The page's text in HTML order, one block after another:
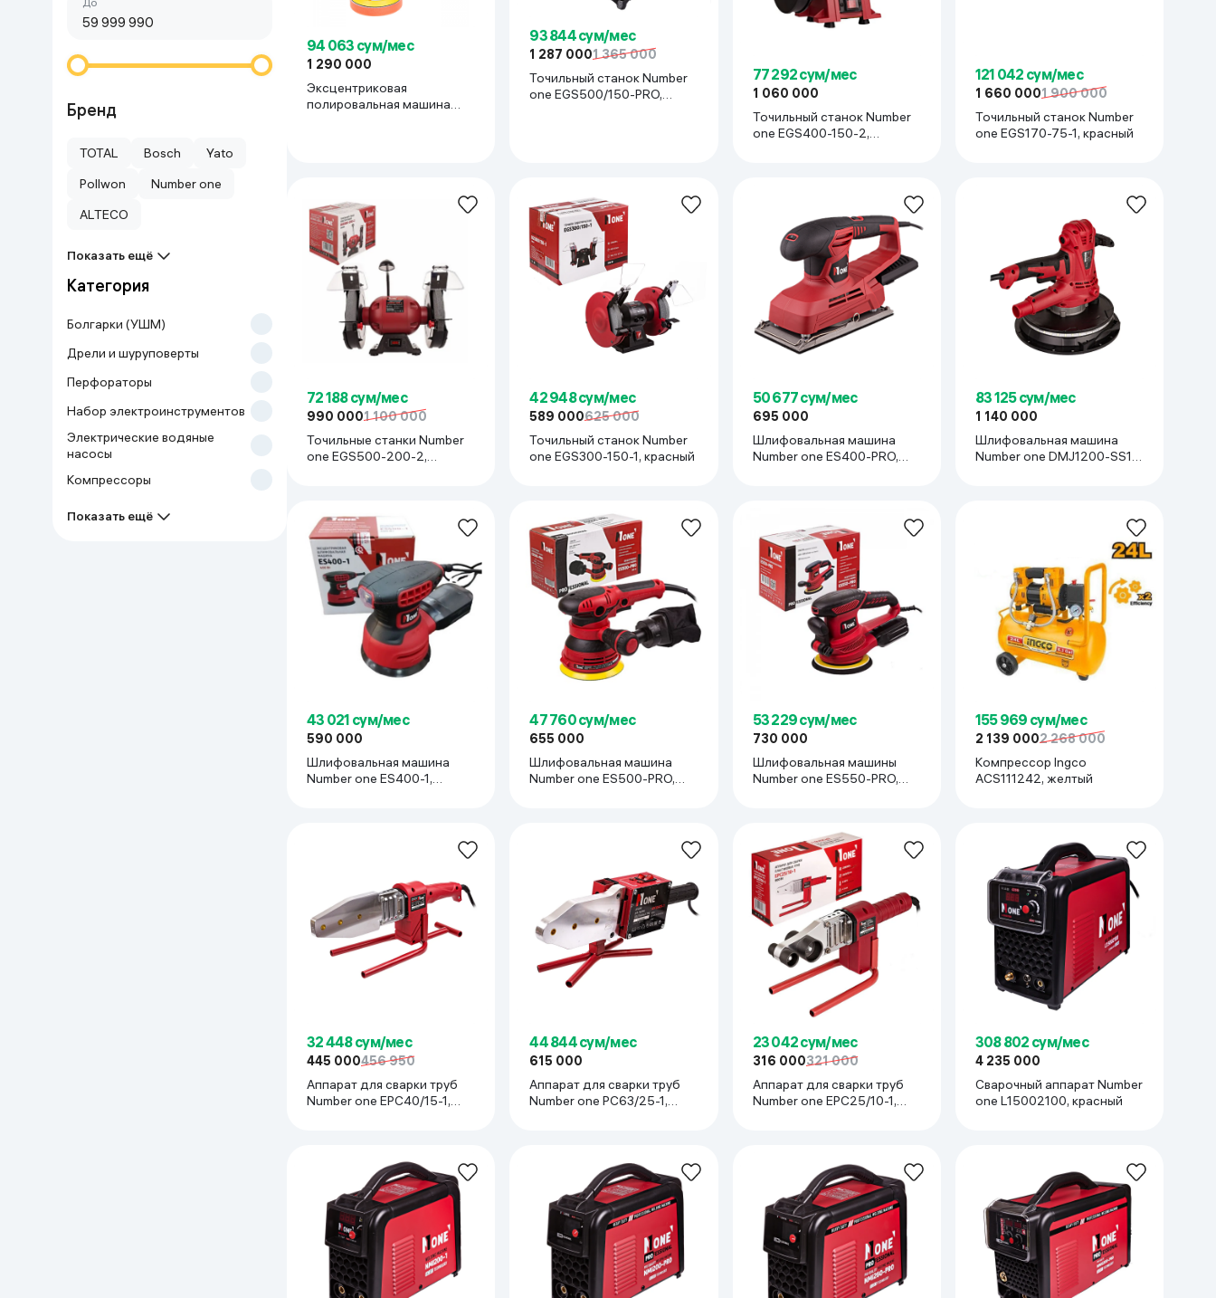
Спортивные товары
Строительство и ремонт
Товары для дома
Канцелярия
Бытовая химия
Очки виртуальной реальности
Умные очки
Бренд
TOTAL Bosch
Yato
Pollwon
Number one
ALTECO
Показать ещё
Категория
Болгарки (УШМ)
Дрели и шуруповерты
Перфораторы
Набор электроинструментов
Электрические водяные
насосы
Компрессоры
Показать ещё
94 063 сум/мес
1 290 000
Эксцентриковая
полировальная машина
93 844 сум/мес
1 287 0001 365 000
Точильный станок Number
one EGS500/150-PRO,
77 292 сум/мес
1 060 000
Точильный станок Number
one EGS400-150-2,
121 042 сум/мес
1 660 0001 900 000
Точильный станок Number
one EGS170-75-1, красный
72 188 сум/мес
990 0001 100 000
Точильные станки Number
one EGS500-200-2,
42 948 сум/мес
589 000625 000
Точильный станок Number
one EGS300-150-1, красный
50 677 сум/мес
695 000
Шлифовальная машина
Number one ES400-PRO,
83 125 сум/мес
1 140 000
Шлифовальная машина
Number one DMJ1200-SS1,
43 021 сум/мес
590 000
Шлифовальная машина
Number one ES400-1,
47 760 сум/мес
655 000
Шлифовальная машина
Number one ES500-PRO,
53 229 сум/мес
730 000
Шлифовальная машины
Number one ES550-PRO,
155 969 сум/мес
2 139 0002 268 000
Компрессор Ingco
ACS111242, желтый
32 448 сум/мес
445 000456 950
Аппарат для сварки труб
Number one EPC40/15-1,
44 844 сум/мес
615 000
Аппарат для сварки труб
Number one PC63/25-1,
23 042 сум/мес
316 000321 000
Аппарат для сварки труб
Number one EPC25/10-1,
308 802 сум/мес
4 235 000
Сварочный аппарат Number
one L15002100, красный